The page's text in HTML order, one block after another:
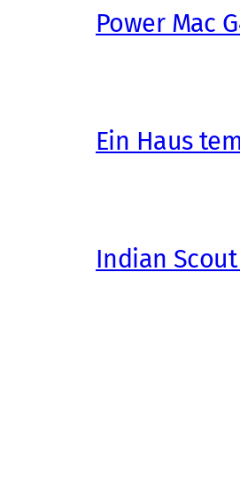
Power Mac
Ein Haus
Indian